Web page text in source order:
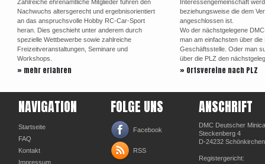
Zahlreiche ehrenamtliche Mitglieder führen den
Nachwuchs altersgerecht und ergebnisorientiert
an das anspruchsvolle Hobby RC-Car-Sport
heran. Dies geschieht unter anderem durch
spezielle Wettbewerbe sowie zahlreiche
Freizeitveranstaltungen, Seminare und
Workshops.
» mehr erfahren
Interessengemeinschaft
beziehungsweise die dem
angeschlossen ist.
Wo der nächstgelegene
man am einfachsten über die
Geschäftsstelle. Oder man
über die PLZ den
» Ortsvereine nach PLZ
NAVIGATION
Startseite
FAQ
Kontakt
Impressum
FOLGE UNS
Facebook
RSS
ANSCHRIFT
DMC Deutscher
Steckenberg 4
D-24232 Schönkirchen
Registergericht: